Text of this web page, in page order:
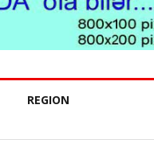
REGION